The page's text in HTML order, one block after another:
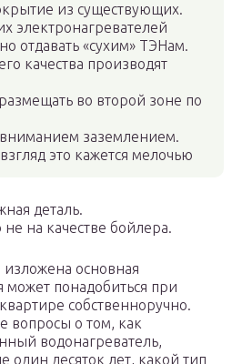
из существующих.
электронагревателей
отдавать «сухим» ТЭНам.
качества производят
во второй зоне по
вниманием заземлением.
это кажется мелочью
деталь.
на качестве бойлера.
изложена основная
понадобиться при
собственноручно.
вопросы о том, как
водонагреватель,
один десяток лет, какой тип